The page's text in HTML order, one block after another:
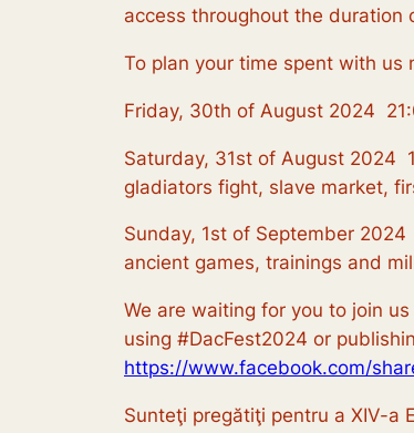
access throughout the duration
To plan your time spent with us
Friday, 30th of August 2024
Saturday, 31st of August 2024
gladiators fight, slave market,
Sunday, 1st of September
ancient games, trainings and
We are waiting for you to join
using #DacFest2024 or
https://www.facebook.com/
Sunteţi pregătiţi pentru a XIV-a